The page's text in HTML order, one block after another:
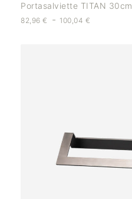
Portasalviette TITAN 30cm
82,96 € - 100,04 €